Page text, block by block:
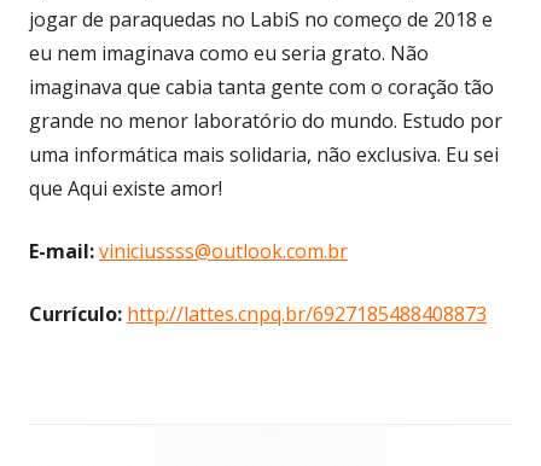
jogar de paraquedas no LabiS no começo de 2018 e
eu nem imaginava como eu seria grato. Não
imaginava que cabia tanta gente com o coração tão
grande no menor laboratório do mundo. Estudo por
uma informática mais solidaria, não exclusiva. Eu sei
que Aqui existe amor!
E-mail:viniciussss@outlook.com.br
Currículo: http://lattes.cnpq.br/6927185488408873